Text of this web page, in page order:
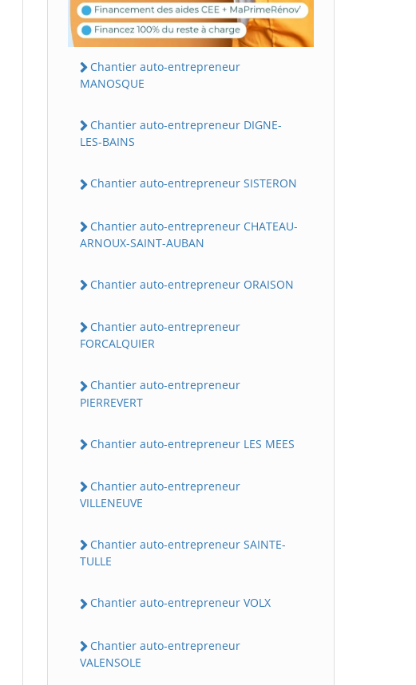
Chantier auto-entrepreneur
MANOSQUE
Chantier auto-entrepreneur DIGNE-
LES-BAINS
Chantier auto-entrepreneur SISTERON
Chantier auto-entrepreneur CHATEAU-
ARNOUX-SAINT-AUBAN
Chantier auto-entrepreneur ORAISON
Chantier auto-entrepreneur
FORCALQUIER
Chantier auto-entrepreneur
PIERREVERT
Chantier auto-entrepreneur LES MEES
Chantier auto-entrepreneur
VILLENEUVE
Chantier auto-entrepreneur SAINTE-
TULLE
Chantier auto-entrepreneur VOLX
Chantier auto-entrepreneur
VALENSOLE